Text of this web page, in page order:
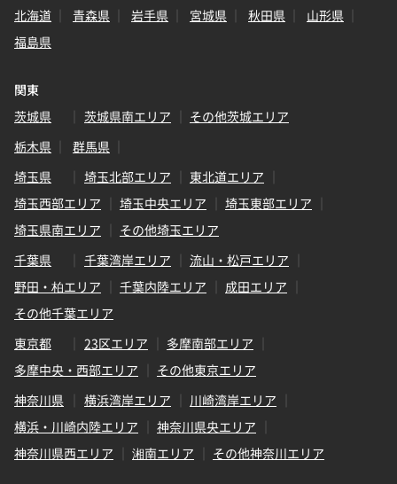
北海道
青森県 岩手県 宮城県 秋田県
山形県
福島県
関東
茨城県
茨城県南エリア
その他茨城エリア
栃木県
群馬県
埼玉県
埼玉北部エリア
東北道エリア
埼玉西部エリア
埼玉中央エリア
埼玉東部エリア
埼玉県南エリア
その他埼玉エリア
千葉県
千葉湾岸エリア
流山・松戸エリア
野田・柏エリア
千葉内陸エリア
成田エリア
その他千葉エリア
東京都
23区エリア
多摩南部エリア
多摩中央・西部エリア
その他東京エリア
神奈川県
横浜湾岸エリア
川崎湾岸エリア
横浜・川崎内陸エリア
神奈川県央エリア
神奈川県西エリア
湘南エリア その他神奈川エリア